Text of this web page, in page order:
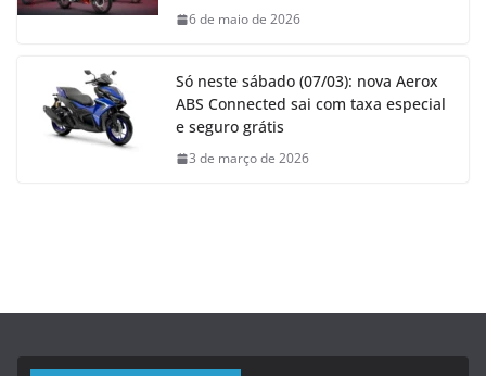
6 de maio de 2026
Só neste sábado (07/03): nova Aerox
ABS Connected sai com taxa especial
e seguro grátis
3 de março de 2026